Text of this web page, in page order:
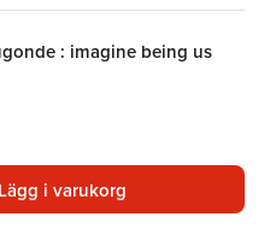
: imagine being us
i varukorg